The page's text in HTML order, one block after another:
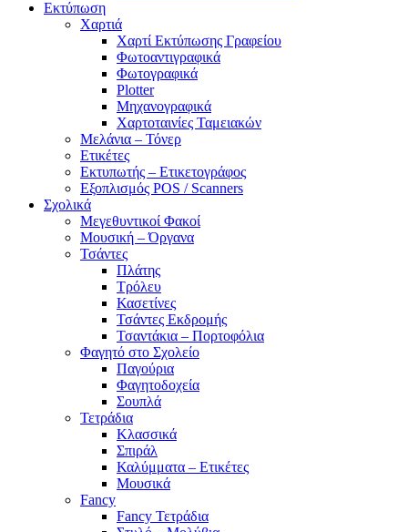
Εκτύπωση
Χαρτιά
Χαρτί Εκτύπωσης Γραφείου
Φωτοαντιγραφικά
Φωτογραφικά
Plotter
Μηχανογραφικά
Χαρτοταινίες Ταμειακών
Μελάνια – Τόνερ
Ετικέτες
Εκτυπωτής – Ετικετογράφος
Εξοπλισμός POS / Scanners
Σχολικά
Μεγεθυντικοί Φακοί
Μουσική – Όργανα
Τσάντες
Πλάτης
Τρόλευ
Κασετίνες
Τσάντες Εκδρομής
Τσαντάκια – Πορτοφόλια
Φαγητό στο Σχολείο
Παγούρια
Φαγητοδοχεία
Σουπλά
Τετράδια
Κλασσικά
Σπιράλ
Καλύμματα – Ετικέτες
Μουσικά
Fancy
Fancy Τετράδια